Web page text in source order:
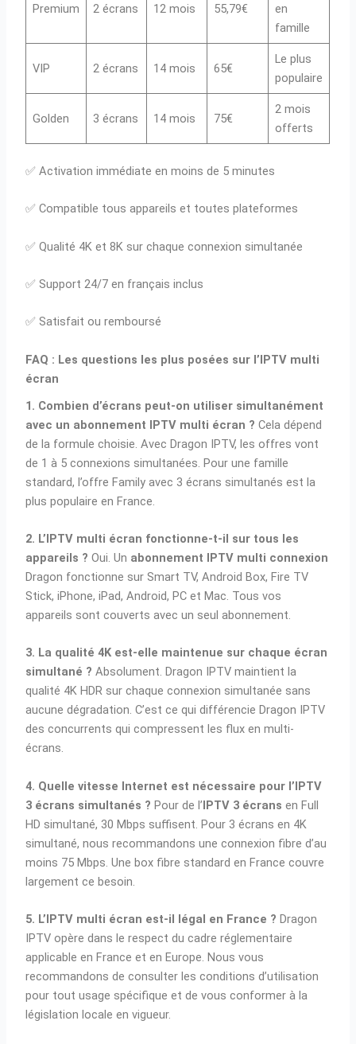
Premium 2 écrans 12 mois 55,79€
en
famille
VIP 2 écrans 14 mois 65€
Le plus
populaire
Golden 3 écrans 14 mois 75€
2 mois
offerts
✅ Activation immédiate en moins de 5 minutes
✅ Compatible tous appareils et toutes plateformes
✅ Qualité 4K et 8K sur chaque connexion simultanée
✅ Support 24/7 en français inclus
✅ Satisfait ou remboursé
FAQ : Les questions les plus posées sur l’IPTV multi
écran
1. Combien d’écrans peut-on utiliser simultanément
avec un abonnement IPTV multi écran ? Cela dépend
de la formule choisie. Avec Dragon IPTV, les offres vont
de 1 à 5 connexions simultanées. Pour une famille
standard, l’offre Family avec 3 écrans simultanés est la
plus populaire en France.
2. L’IPTV multi écran fonctionne-t-il sur tous les
appareils ? Oui. Un abonnement IPTV multi connexion
Dragon fonctionne sur Smart TV, Android Box, Fire TV
Stick, iPhone, iPad, Android, PC et Mac. Tous vos
appareils sont couverts avec un seul abonnement.
3. La qualité 4K est-elle maintenue sur chaque écran
simultané ? Absolument. Dragon IPTV maintient la
qualité 4K HDR sur chaque connexion simultanée sans
aucune dégradation. C’est ce qui différencie Dragon IPTV
des concurrents qui compressent les flux en multi-
écrans.
4. Quelle vitesse Internet est nécessaire pour l’IPTV
3 écrans simultanés ? Pour de l’IPTV 3 écrans en Full
HD simultané, 30 Mbps suffisent. Pour 3 écrans en 4K
simultané, nous recommandons une connexion fibre d’au
moins 75 Mbps. Une box fibre standard en France couvre
largement ce besoin.
5. L’IPTV multi écran est-il légal en France ? Dragon
IPTV opère dans le respect du cadre réglementaire
applicable en France et en Europe. Nous vous
recommandons de consulter les conditions d’utilisation
pour tout usage spécifique et de vous conformer à la
législation locale en vigueur.